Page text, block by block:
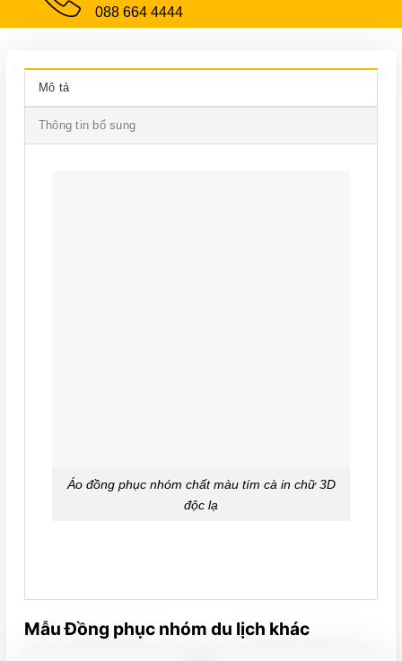
088 664 4444
Mô tả
Thông tin bổ sung
Áo đồng phục nhóm chất màu tím cà in chữ 3D
độc lạ
Mẫu Đồng phục nhóm du lịch khác